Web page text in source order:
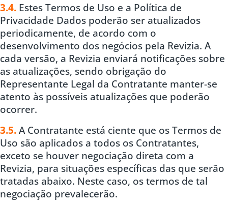
3.4. Estes Termos de Uso e a Política de
Privacidade Dados poderão ser atualizados
periodicamente, de acordo com o
desenvolvimento dos negócios pela Revizia. A
cada versão, a Revizia enviará notificações sobre
as atualizações, sendo obrigação do
Representante Legal da Contratante manter-se
atento às possíveis atualizações que poderão
ocorrer.
3.5. A Contratante está ciente que os Termos de
Uso são aplicados a todos os Contratantes,
exceto se houver negociação direta com a
Revizia, para situações específicas das que serão
tratadas abaixo. Neste caso, os termos de tal
negociação prevalecerão.